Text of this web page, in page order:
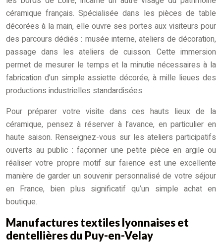
céramique français. Spécialisée dans les pièces de table
décorées à la main, elle ouvre ses portes aux visiteurs pour
des parcours dédiés : musée interne, ateliers de décoration,
passage dans les ateliers de cuisson. Cette immersion
permet de mesurer le temps et la minutie nécessaires à la
fabrication d’un simple assiette décorée, à mille lieues des
productions industrielles standardisées.
Pour préparer votre visite dans ces hauts lieux de la
céramique, pensez à réserver à l’avance, en particulier en
haute saison. Renseignez-vous sur les ateliers participatifs
ouverts au public : façonner une petite pièce en argile ou
réaliser votre propre motif sur faïence est une excellente
manière de garder un souvenir personnalisé de votre séjour
en France, bien plus significatif qu’un simple achat en
boutique.
Manufactures textiles lyonnaises et
dentellières du Puy-en-Velay